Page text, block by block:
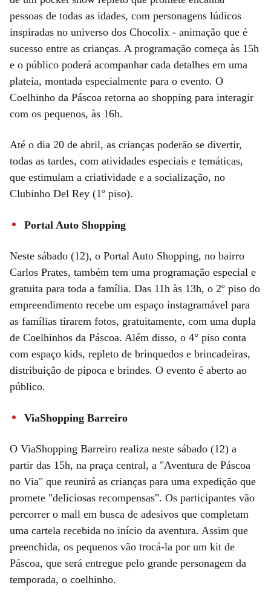
pessoas de todas as idades, com personagens lúdicos
inspiradas no universo dos Chocolix - animação que é
sucesso entre as crianças. A programação começa às 15h
e o público poderá acompanhar cada detalhes em uma
plateia, montada especialmente para o evento. O
Coelhinho da Páscoa retorna ao shopping para interagir
com os pequenos, às 16h.
Até o dia 20 de abril, as crianças poderão se divertir,
todas as tardes, com atividades especiais e temáticas,
que estimulam a criatividade e a socialização, no
Clubinho Del Rey (1º piso).
Portal Auto Shopping
Neste sábado (12), o Portal Auto Shopping, no bairro
Carlos Prates, também tem uma programação especial e
gratuita para toda a família. Das 11h às 13h, o 2º piso do
empreendimento recebe um espaço instagramável para
as famílias tirarem fotos, gratuitamente, com uma dupla
de Coelhinhos da Páscoa. Além disso, o 4° piso conta
com espaço kids, repleto de brinquedos e brincadeiras,
distribuição de pipoca e brindes. O evento é aberto ao
público.
ViaShopping Barreiro
O ViaShopping Barreiro realiza neste sábado (12) a
partir das 15h, na praça central, a "Aventura de Páscoa
no Via" que reunirá as crianças para uma expedição que
promete "deliciosas recompensas". Os participantes vão
percorrer o mall em busca de adesivos que completam
uma cartela recebida no início da aventura. Assim que
preenchida, os pequenos vão trocá-la por um kit de
Páscoa, que será entregue pelo grande personagem da
temporada, o coelhinho.